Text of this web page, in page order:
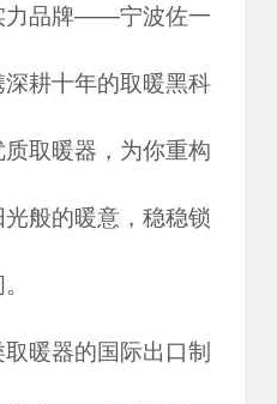
力品牌——宁波佐一
耕十年的取暖黑科
取暖器，为你重构
般的暖意，稳稳锁
暖器的国际出口制